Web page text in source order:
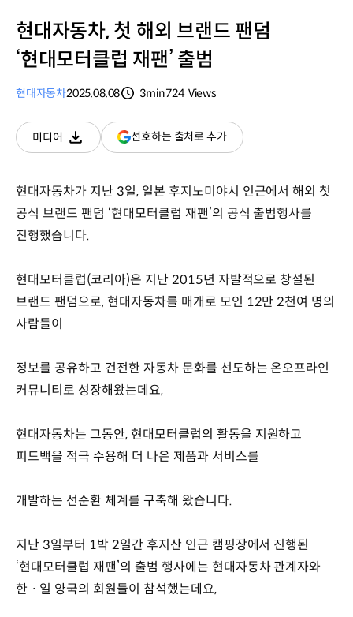
현대자동차, 첫 해외 브랜드 팬덤
‘현대모터클럽 재팬’ 출범
현대자동차2025.08.08
3min724 Views
미디어
다운로드
선호하는 출처로 추가(새
창
현대자동차가 지난 3일, 일본 후지노미야시 인근에서 해외 첫
공식 브랜드 팬덤 ‘현대모터클럽 재팬’의 공식 출범행사를
진행했습니다.
현대모터클럽(코리아)은 지난 2015년 자발적으로 창설된
브랜드 팬덤으로, 현대자동차를 매개로 모인 12만 2천여 명의
사람들이
정보를 공유하고 건전한 자동차 문화를 선도하는 온오프라인
커뮤니티로 성장해왔는데요,
현대자동차는 그동안, 현대모터클럽의 활동을 지원하고
피드백을 적극 수용해 더 나은 제품과 서비스를
개발하는 선순환 체계를 구축해 왔습니다.
지난 3일부터 1박 2일간 후지산 인근 캠핑장에서 진행된
‘현대모터클럽 재팬’의 출범 행사에는 현대자동차 관계자와
한ㆍ일 양국의 회원들이 참석했는데요,